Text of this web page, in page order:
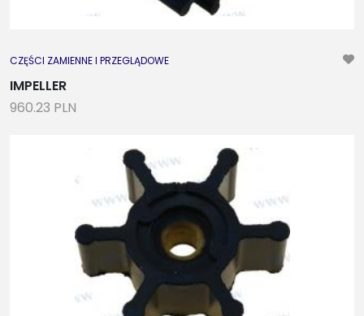
CZĘŚCI ZAMIENNE I PRZEGLĄDOWE
IMPELLER
960.23 PLN